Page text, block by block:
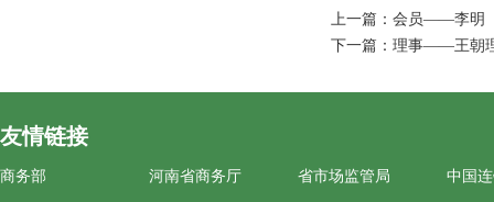
上一篇： 会员——李明
下一篇： 理事——王朝
友情链接
商务部 河南省商务厅 省市场监管局 中国